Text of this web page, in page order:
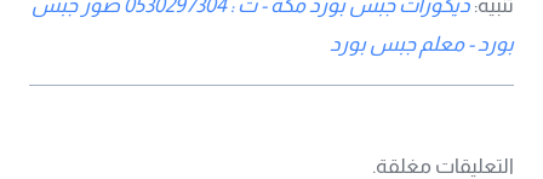
تنبيه:
ديكورات جبس بورد مكة - ت : 0530297304 صور جبس
بورد - معلم جبس بورد
التعليقات مغلقة.